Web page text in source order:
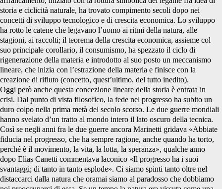
storia e ciclicità naturale, ha trovato compimento secoli dopo nei
concetti di sviluppo tecnologico e di crescita economica. Lo sviluppo
ha rotto le catene che legavano l’uomo ai ritmi della natura, alle
stagioni, ai raccolti; il teorema della crescita economica, assieme col
suo principale corollario, il consumismo, ha spezzato il ciclo di
rigenerazione della materia e introdotto al suo posto un meccanismo
lineare, che inizia con l’estrazione della materia e finisce con la
creazione di rifiuto (concetto, quest’ultimo, del tutto inedito).
Oggi però anche questa concezione lineare della storia è entrata in
crisi. Dal punto di vista filosofico, la fede nel progresso ha subito un
duro colpo nella prima metà del secolo scorso. Le due guerre mondiali
hanno svelato d’un tratto al mondo intero il lato oscuro della tecnica.
Così se negli anni fra le due guerre ancora Marinetti gridava «Abbiate
fiducia nel progresso, che ha sempre ragione, anche quando ha torto,
perché è il movimento, la vita, la lotta, la speranza», qualche anno
dopo Elias Canetti commentava laconico «Il progresso ha i suoi
svantaggi; di tanto in tanto esplode». Ci siamo spinti tanto oltre nel
distaccarci dalla natura che oramai siamo al paradosso che dobbiamo